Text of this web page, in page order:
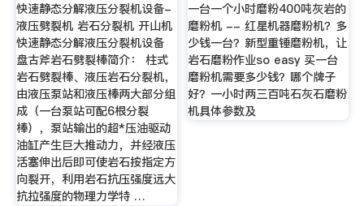
快速静态分解液压分裂机设备-
液压劈裂机 岩石分裂机 开山机
快速静态分解液压分裂机设备
盘古斧岩石劈裂棒简介： 柱式
岩石劈裂棒、液压岩石分裂机，
由液压泵站和液压棒两大部分组
成（一台泵站可配6根分裂
棒），泵站输出的超*压油驱动
油缸产生巨大推动力，并经液压
活塞伸出后即可使岩石按指定方
向裂开，利用岩石抗压强度远大
抗拉强度的物理力学特 …
一台一个小时磨粉400吨灰岩的
磨粉机 -- 红星机器磨粉机？多
少钱一台？新型重锤磨粉机，让
岩石磨粉作业so easy 买一台
磨粉机需要多少钱？哪个牌子
好？一小时两三百吨石灰石磨粉
机具体参数及